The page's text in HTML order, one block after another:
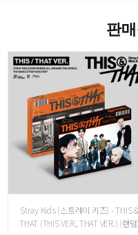
판
Stray Kids (스트레이 키즈) - THIS &
THAT (THIS VER., THAT VER.) (랜덤)